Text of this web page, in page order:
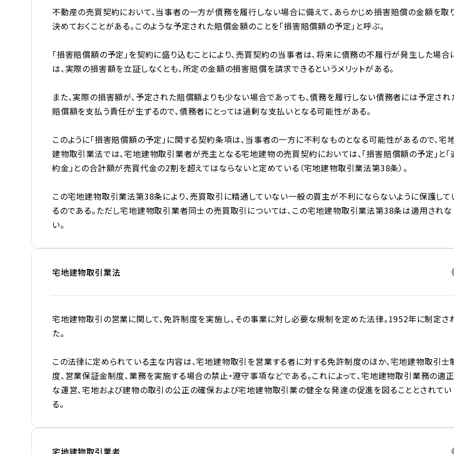
不動産の売買契約において、当事者の一方が債務を履行しない場合に備えて、あらかじめ損害賠償の金額を取
決めておくことがある。このような予定された賠償金額のことを「損害賠償額の予定」と呼ぶ。
「損害賠償額の予定」を契約に盛り込むことにより、売買契約の当事者は、将来に債務の不履行が発生した場合
は、実際の損害額を立証しなくとも、所定の金額の損害賠償を請求できるというメリットがある。
また、実際の損害額が、予定された賠償額よりも少ない場合であっても、債務を履行しない債務者には予定され
賠償額を支払う責任が生ずるので、債務者にとっては過剰な支払いとなる可能性がある。
このように「損害賠償額の予定」に関する契約条項は、当事者の一方に不利なものとなる可能性があるので、宅
建物取引業法では、宅地建物取引業者が売主となる宅地建物の売買契約においては、「損害賠償額の予定」と「
約金」との合計額が売買代金の2割を超えてはならないと定めている（宅地建物取引業法第38条）。
この宅地建物取引業法第38条により、売買取引に精通していない一般の買主が不利にならないように保護して
るのである。ただし宅地建物取引業者同士の売買取引については、この宅地建物取引業法第38条は適用されな
い。
宅地建物取引業法
宅地建物取引の営業に関して、免許制度を実施し、その事業に対し必要な規制を定めた法律。1952年に制定さ
た。
この法律に定められている主な内容は、宅地建物取引を営業する者に対する免許制度のほか、宅地建物取引士
度、営業保証金制度、業務を実施する場合の禁止・遵守事項などである。これによって、宅地建物取引業務の適正
な運営、宅地および建物の取引の公正の確保および宅地建物取引業の健全な発達の促進を図ることとされてい
る。
宅地建物取引業者